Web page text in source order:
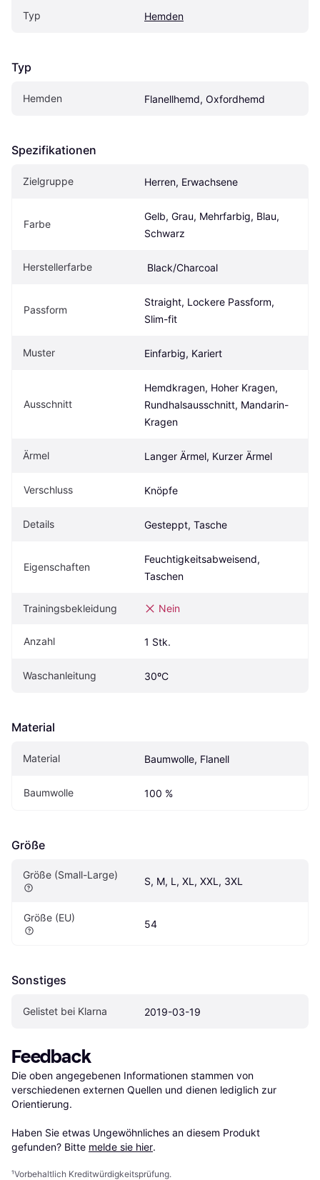
Typ Hemden
Typ
Hemden Flanellhemd, Oxfordhemd
Spezifikationen
Zielgruppe Herren, Erwachsene
Farbe
Gelb, Grau, Mehrfarbig, Blau,
Schwarz
Herstellerfarbe Black/Charcoal
Passform
Straight, Lockere Passform,
Slim-fit
Muster Einfarbig, Kariert
Ausschnitt
Hemdkragen, Hoher Kragen,
Rundhalsausschnitt, Mandarin-
Kragen
Ärmel Langer Ärmel, Kurzer Ärmel
Verschluss Knöpfe
Details Gesteppt, Tasche
Eigenschaften
Feuchtigkeitsabweisend,
Taschen
Trainingsbekleidung Nein
Anzahl 1 Stk.
Waschanleitung 30ºC
Material
Material Baumwolle, Flanell
Baumwolle 100 %
Größe
Größe (Small-Large)
S, M, L, XL, XXL, 3XL
Größe (EU)
54
Sonstiges
Gelistet bei Klarna 2019-03-19
Feedback
Die oben angegebenen Informationen stammen von
verschiedenen externen Quellen und dienen lediglich zur
Orientierung.
Haben Sie etwas Ungewöhnliches an diesem Produkt
gefunden? Bitte melde sie hier.
¹Vorbehaltlich Kreditwürdigkeitsprüfung.